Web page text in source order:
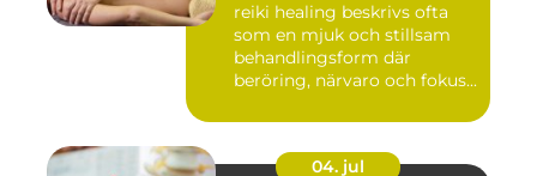
reiki healing beskrivs ofta
som en mjuk och stillsam
behandlingsform där
beröring, närvaro och fokus...
04. jul